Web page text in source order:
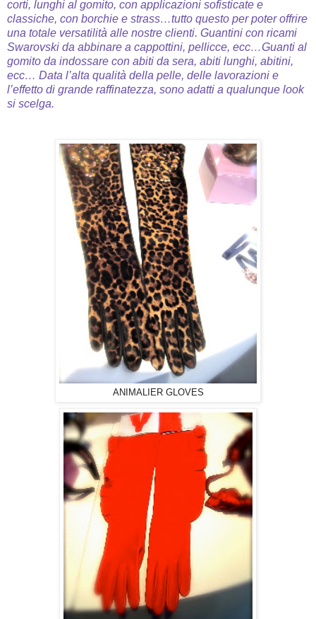
corti, lunghi al gomito, con applicazioni sofisticate e
classiche, con borchie e strass…tutto questo per poter offrire
una totale versatilità alle nostre clienti. Guantini con ricami
Swarovski da abbinare a cappottini, pellicce, ecc…Guanti al
gomito da indossare con abiti da sera, abiti lunghi, abitini,
ecc… Data l’alta qualità della pelle, delle lavorazioni e
l’effetto di grande raffinatezza, sono adatti a qualunque look
si scelga.
ANIMALIER GLOVES